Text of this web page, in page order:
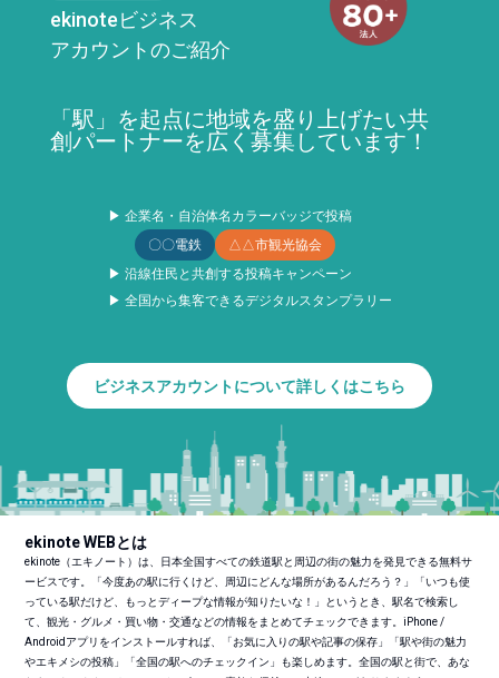
ekinoteビジネス
アカウントのご紹介
「駅」を起点に地域を盛り上げたい共
創パートナーを広く募集しています！
▶ 企業名・自治体名カラーバッジで投稿
〇〇電鉄
△△市観光協会
▶ 沿線住民と共創する投稿キャンペーン
▶ 全国から集客できるデジタルスタンプラリー
ビジネスアカウントについて詳しくはこちら
ekinote WEBとは
ekinote（エキノート）は、日本全国すべての鉄道駅と周辺の街の魅力を発見できる無料サ
ービスです。「今度あの駅に行くけど、周辺にどんな場所があるんだろう？」「いつも使
っている駅だけど、もっとディープな情報が知りたいな！」というとき、駅名で検索し
て、観光・グルメ・買い物・交通などの情報をまとめてチェックできます。iPhone /
Androidアプリをインストールすれば、「お気に入りの駅や記事の保存」「駅や街の魅力
やエキメシの投稿」「全国の駅へのチェックイン」も楽しめます。全国の駅と街で、あな